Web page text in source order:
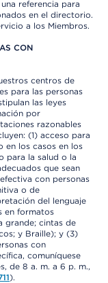
referencia para
en el directorio.
a los Miembros.
CON
centros de
para las personas
las leyes
por
razonables
(1) acceso para
en los casos en los
para la salud o la
que sean
con personas
o de
del lenguaje
en formatos
grande; cintas de
y Braille); y (3)
con
comuníquese
de 8 a. m. a 6 p. m.,
).